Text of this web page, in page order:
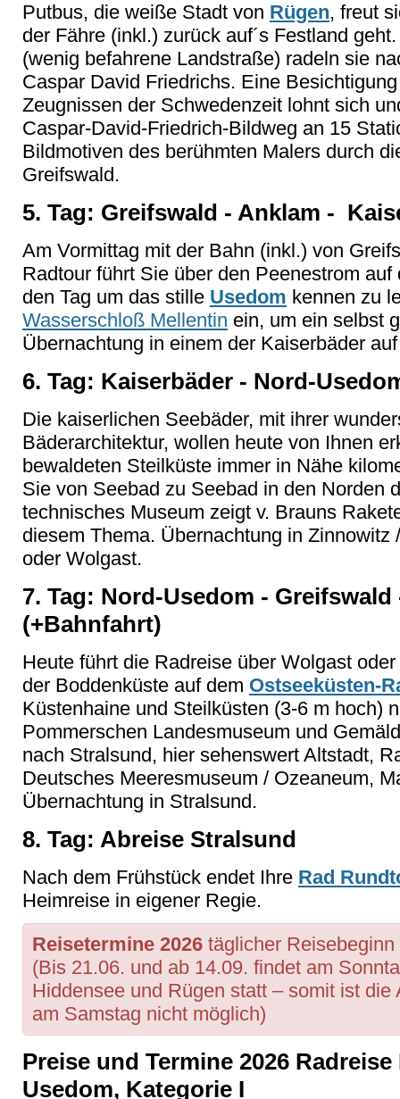
Putbus, die weiße Stadt von Rügen, freut
der Fähre (inkl.) zurück auf´s Festland
(wenig befahrene Landstraße) radeln sie
Caspar David Friedrichs. Eine
Zeugnissen der Schwedenzeit lohnt sich
Caspar-David-Friedrich-Bildweg an 15
Bildmotiven des berühmten Malers durch
Greifswald.
5. Tag: Greifswald - Anklam -
Am Vormittag mit der Bahn (inkl.) von
Radtour führt Sie über den Peenestrom
den Tag um das stille Usedom kennen zu
Wasserschloß Mellentin ein, um ein selbst
Übernachtung in einem der Kaiserbäder
6. Tag: Kaiserbäder - Nord-
Die kaiserlichen Seebäder, mit ihrer
Bäderarchitektur, wollen heute von Ihnen
bewaldeten Steilküste immer in Nähe
Sie von Seebad zu Seebad in den Norden
technisches Museum zeigt v. Brauns
diesem Thema. Übernachtung in
oder Wolgast.
7. Tag: Nord-Usedom -
(+Bahnfahrt)
Heute führt die Radreise über Wolgast
der Boddenküste auf dem Ostseeküsten-
Küstenhaine und Steilküsten (3-6 m hoch)
Pommerschen Landesmuseum und
nach Stralsund, hier sehenswert Altstadt,
Deutsches Meeresmuseum / Ozeaneum,
Übernachtung in Stralsund.
8. Tag: Abreise Stralsund
Nach dem Frühstück endet Ihre Rad
Heimreise in eigener Regie.
Reisetermine 2026 täglicher
(Bis 21.06. und ab 14.09. findet am
Hiddensee und Rügen statt – somit ist
am Samstag nicht möglich)
Preise und Termine 2026
Usedom, Kategorie I